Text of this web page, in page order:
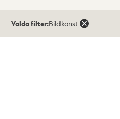
träffar
Valda filter:Bildkonst